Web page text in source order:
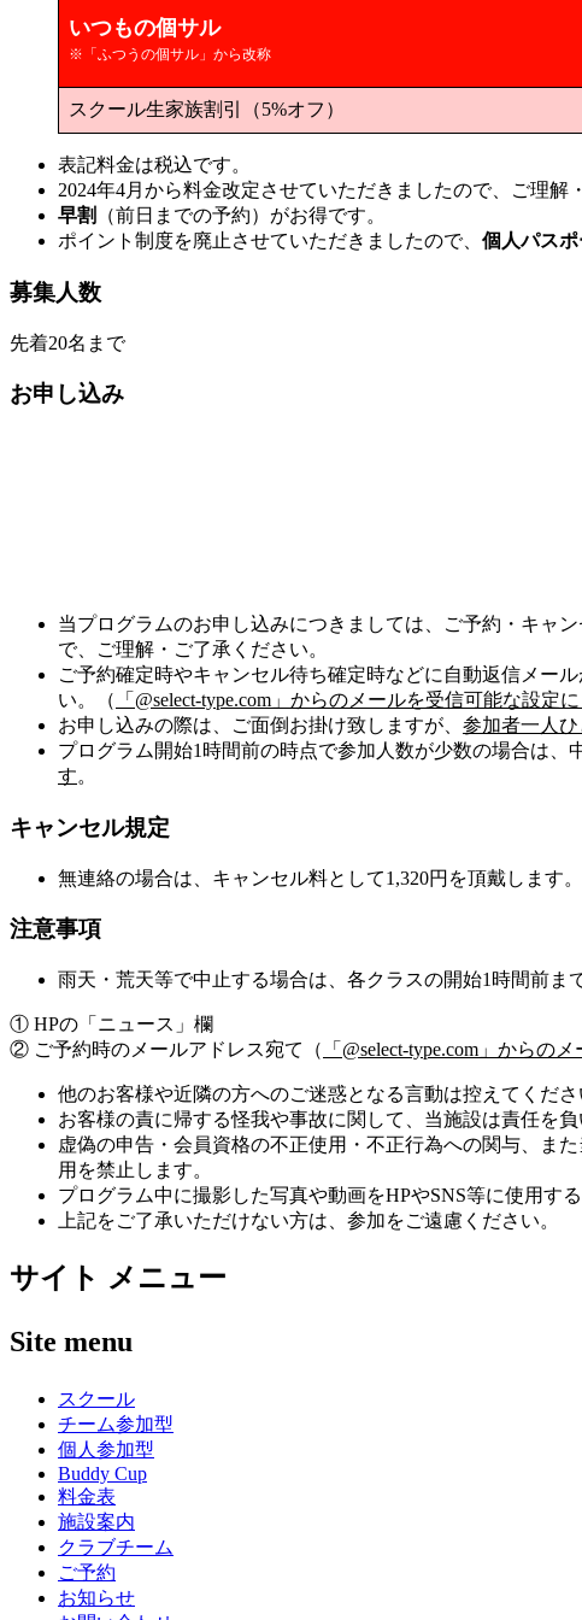
いつもの個サル
※「ふつうの個サル」から改称
スクール生家族割引（5%オフ）
表記料金は税込です。
2024年4月から料金改定させていただきましたので、ご理解
早割
（前日までの予約）がお得です。
ポイント制度を廃止させていただきましたので、 個人パス
募集人数
先着20名まで
お申し込み
当プログラムのお申し込みにつきましては、ご予約・キャ
で、ご理解・ご了承ください。
ご予約確定時やキャンセル待ち確定時などに自動返信メー
い。（
「@select-type.com」からのメールを受信可能な設定
お申し込みの際は、ご面倒お掛け致しますが、 参加者一人
プログラム開始1時間前の時点で参加人数が少数の場合は、
す。
キャンセル規定
無連絡の場合は、キャンセル料として1,320円を頂戴します。
注意事項
雨天・荒天等で中止する場合は、各クラスの開始1時間前ま
① HPの「ニュース」欄
② ご予約時のメールアドレス宛て（
「@select-type.com」からの
他のお客様や近隣の方へのご迷惑となる言動は控えてくださ
お客様の責に帰する怪我や事故に関して、当施設は責任を
虚偽の申告・会員資格の不正使用・不正行為への関与、ま
用を禁止します。
プログラム中に撮影した写真や動画をHPやSNS等に使用す
上記をご了承いただけない方は、参加をご遠慮ください。
サイト メニュー
Site menu
スクール
チーム参加型
個人参加型
Buddy Cup
料金表
施設案内
クラブチーム
ご予約
お知らせ